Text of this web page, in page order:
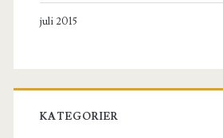
juli 2015
KATEGORIER